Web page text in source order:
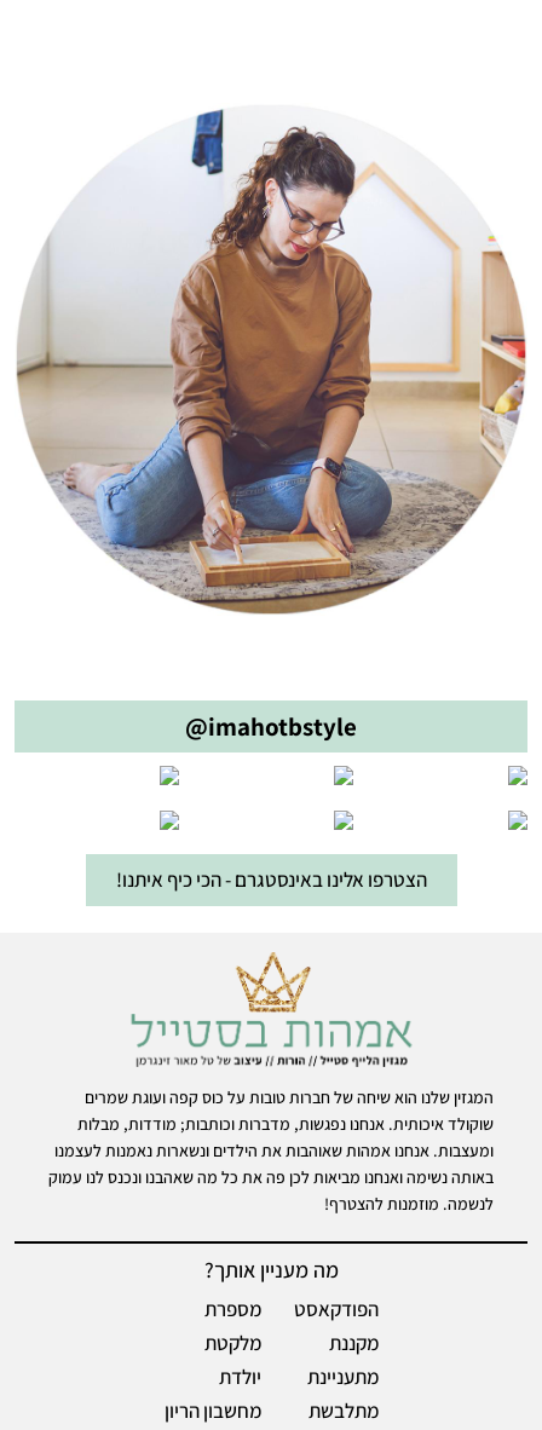
@imahotbstyle
הצטרפו אלינו באינסטגרם - הכי כיף איתנו!
המגזין שלנו הוא שיחה של חברות טובות על כוס קפה ועוגת שמרים
שוקולד איכותית. אנחנו נפגשות, מדברות וכותבות; מודדות, מבלות
ומעצבות. אנחנו אמהות שאוהבות את הילדים ונשארות נאמנות לעצמנו
באותה נשימה ואנחנו מביאות לכן פה את כל מה שאהבנו ונכנס לנו עמוק
לנשמה. מוזמנות להצטרף!
מה מעניין אותך?
הפודקאסט
מקננת
מתעניינת
מתלבשת
מספרת
מלקטת
יולדת
מחשבון הריון